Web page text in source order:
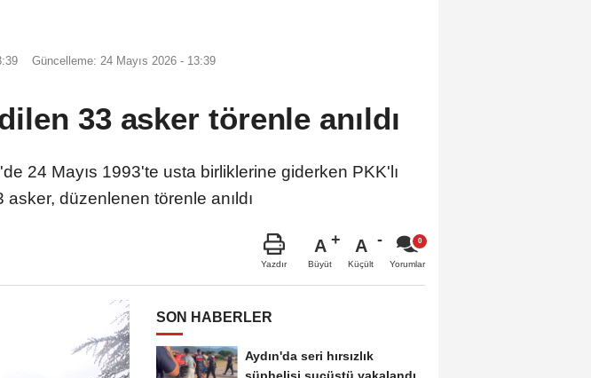
Güncelleme: 24 Mayıs 2026 - 13:39
33 asker törenle anıldı
24 Mayıs 1993'te usta birliklerine giderken PKK'lı
düzenlenen törenle anıldı
Yazdır
A
Büyüt
A
Küçült Yorumlar
SON HABERLER
Aydın'da seri hırsızlık
şüphelisi suçüstü yakalandı